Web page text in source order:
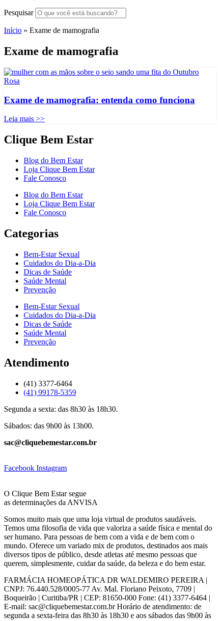
Pesquisar
Início » Exame de mamografia
Exame de mamografia
Exame de mamografia: entenda como funciona
Leia mais >>
Clique Bem Estar
Blog do Bem Estar
Loja Clique Bem Estar
Fale Conosco
Blog do Bem Estar
Loja Clique Bem Estar
Fale Conosco
Categorias
Bem-Estar Sexual
Cuidados do Dia-a-Dia
Dicas de Saúde
Saúde Mental
Prevenção
Bem-Estar Sexual
Cuidados do Dia-a-Dia
Dicas de Saúde
Saúde Mental
Prevenção
Atendimento
(41) 3377-6464
(41) 99178-5359
Segunda a sexta: das 8h30 às 18h30.
Sábados: das 9h00 às 13h00.
sac@cliquebemestar.com.br
Facebook Instagram
O Clique Bem Estar segue
as determinações da ANVISA
Somos muito mais que uma loja virtual de produtos saudáveis.
Temos uma filosofia de vida que valoriza a saúde física e mental do
ser humano. Para pessoas de bem com a vida e de bem com o
mundo. Oferece um variado mix de produtos, destinados aos mais
diversos tipos de público, desde atletas até mesmo pessoas que
querem, simplesmente, cuidar da saúde, da beleza e do bem estar.
FARMÁCIA HOMEOPÁTICA DR WALDEMIRO PEREIRA |
CNPJ: 76.440.528/0005-77 Av. Mal. Floriano Peixoto, 7709 |
Boqueirão | Curitiba/PR | CEP: 81650-000 Fone: (41) 3377-6464 |
E-mail: sac@cliquebemestar.com.br Horário de atendimento: de
segunda a sexta-feira das 8h30 às 18h30 e aos sábados das 9h00 às